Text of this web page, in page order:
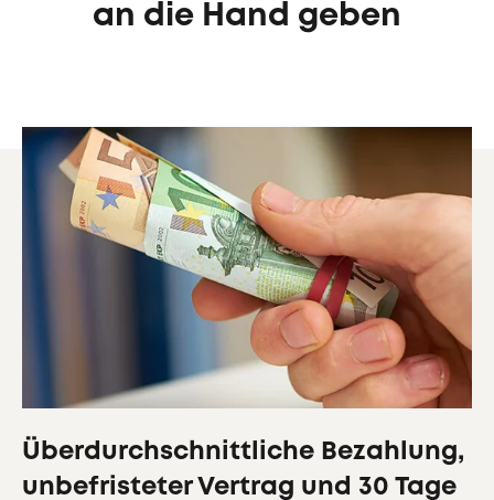
an die Hand geben
Überdurchschnittliche Bezahlung,
unbefristeter Vertrag und 30 Tage